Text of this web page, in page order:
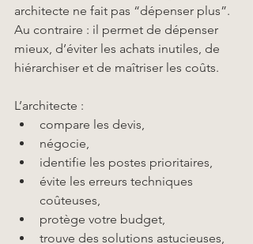
architecte ne fait pas “dépenser plus”.
Au contraire : il permet de dépenser
mieux, d’éviter les achats inutiles, de
hiérarchiser et de maîtriser les coûts.
L’architecte :
compare les devis,
négocie,
identifie les postes prioritaires,
évite les erreurs techniques
coûteuses,
protège votre budget,
trouve des solutions astucieuses,